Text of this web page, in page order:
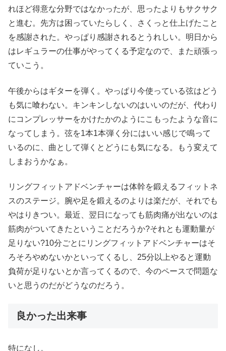
れほど得意な分野ではなかったが、思ったよりもサクサク
と進む。先方は困っていたらしく、さくっと仕上げたこと
を感謝された。やっぱり感謝されるとうれしい。明日から
はレギュラーの仕事がやってくる予定なので、また頑張っ
ていこう。
午後からはギターを弾く。やっぱり今使っている弦はどう
も気に喰わない。キンキンしないのはいいのだが、代わり
にコンプレッサーをかけたかのようにこもったような音に
なってしまう。弦を1本1本弾く分にはいい感じで鳴って
いるのに、曲として弾くとどうにも気になる。もう変えて
しまおうかなぁ。
リングフィットアドベンチャーは体幹を鍛えるフィットネ
スのステージ。腕や足を鍛えるのよりは楽だが、それでも
やはりきつい。最近、翌日になっても筋肉痛が出ないのは
筋肉がついてきたということだろうか?それとも運動量が
足りない?10分ごとにリングフィットアドベンチャーはそ
ろそろやめないかといってくるし、25分以上やると運動
負荷が足りないとか言ってくるので、今のペースで問題な
いと思うのだがどうなのだろう。
良かった出来事
特になし。